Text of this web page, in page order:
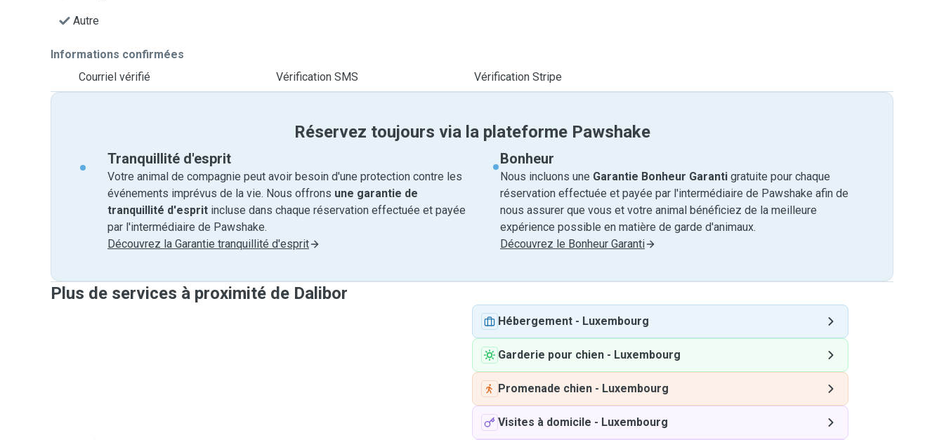
Autre
Informations confirmées
Courriel vérifié
Vérification SMS Vérification Stripe
Réservez toujours via la plateforme Pawshake
Tranquillité d'esprit
Votre animal de compagnie peut avoir besoin d'une protection contre les
événements imprévus de la vie. Nous offrons une garantie de
tranquillité d'esprit incluse dans chaque réservation effectuée et payée
par l'intermédiaire de Pawshake.
Découvrez la Garantie tranquillité d'esprit
Bonheur
Nous incluons une Garantie Bonheur Garanti gratuite pour chaque
réservation effectuée et payée par l'intermédiaire de Pawshake afin de
nous assurer que vous et votre animal bénéficiez de la meilleure
expérience possible en matière de garde d'animaux.
Découvrez le Bonheur Garanti
Plus de services à proximité de Dalibor
Hébergement - Luxembourg
Garderie pour chien - Luxembourg
Promenade chien - Luxembourg
Visites à domicile - Luxembourg